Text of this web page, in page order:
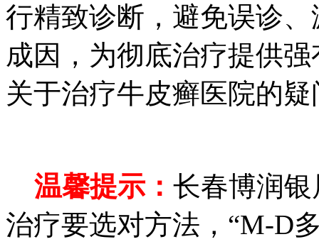
行精致诊断，避免误诊
成因，为彻底治疗提供
关于治疗牛皮癣医院的
温馨提示： 长春博润
治疗要选对方法，“M-D